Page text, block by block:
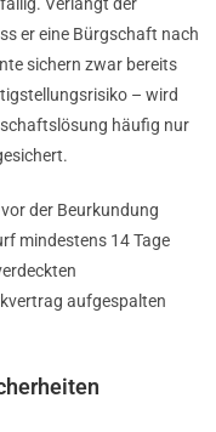
Verlangt der
er eine Bürgschaft nach
sichern zwar bereits
– wird
häufig nur
der Beurkundung
mindestens 14 Tage
aufgespalten